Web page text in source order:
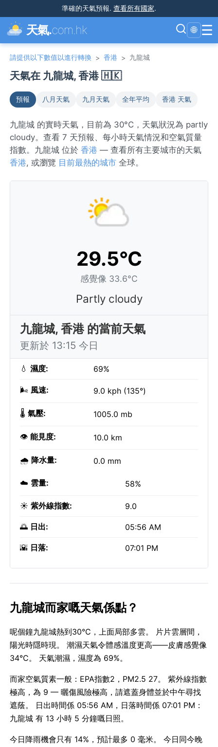
準確的天氣預報. 查看所有國家.
天氣.com.hk 🌐 ☰
請提供以下數值以進行轉換 > 香港 > 九龍城
天氣在 九龍城, 香港 🇭🇰
預報 八月天氣 九月天氣 全年平均 香港 天氣
九龍城 的實時天氣，目前為 30°C，天氣狀況為 partly
cloudy。查看 7 天預報、每小時天氣情況和空氣質量
指數。九龍城 位於 香港 — 查看所有主要城市的天氣
香港, 或瀏覽 目前最熱的城市 全球。
29.5°C
感覺像 33.6°C
Partly cloudy
九龍城, 香港 的當前天氣
更新於 13:15 今日
💧 濕度: 69%
🌬️ 風速: 9.0 kph (135°)
🌡️ 氣壓: 1005.0 mb
👁️ 能見度: 10.0 km
🌧️ 降水量: 0.0 mm
☁️ 雲量: 58%
☀️ 紫外線指數: 9.0
🌅 日出: 05:56 AM
🌇 日落: 07:01 PM
九龍城而家嘅天氣係點？
呢個鐘九龍城熱到30°C，上面局部多雲。 片片雲層間，
陽光時隱時現。 潮濕天氣令體感溫度更高——皮膚感覺像
34°C。 天氣潮濕，濕度為 69%。
而家空氣質素一般：EPA指數2，PM2.5 27。 紫外線指數
極高，為 9 — 曬傷風險極高，請遮蓋身體並於中午尋找
遮蔭。 日出時間係 05:56 AM，日落時間係 07:01 PM：
九龍城 有 13 小時 5 分鐘嘅日照。
今日降雨機會只有 14%，預計最多 0 毫米。 今日同今晚